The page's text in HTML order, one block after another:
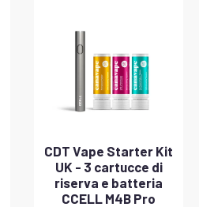
CDT Vape Starter Kit
UK - 3 cartucce di
riserva e batteria
CCELL M4B Pro